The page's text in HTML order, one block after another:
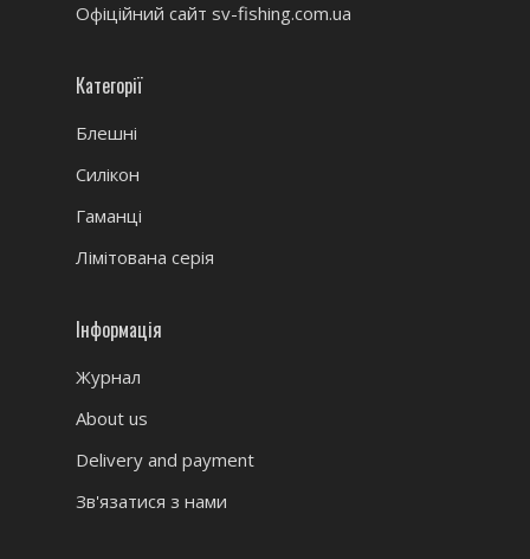
Офіційний сайт sv-fishing.com.ua
Категорії
Блешні
Силікон
Гаманці
Лімітована серія
Інформація
Журнал
About us
Delivery and payment
Зв'язатися з нами